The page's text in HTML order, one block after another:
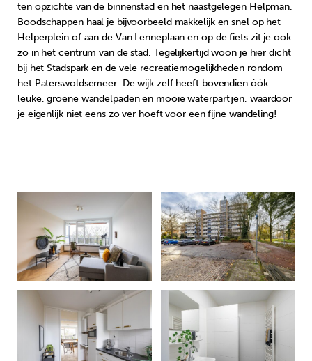
ten opzichte van de binnenstad en het naastgelegen Helpman.
Boodschappen haal je bijvoorbeeld makkelijk en snel op het
Helperplein of aan de Van Lenneplaan en op de fiets zit je ook
zo in het centrum van de stad. Tegelijkertijd woon je hier dicht
bij het Stadspark en de vele recreatiemogelijkheden rondom
het Paterswoldsemeer. De wijk zelf heeft bovendien óók
leuke, groene wandelpaden en mooie waterpartijen, waardoor
je eigenlijk niet eens zo ver hoeft voor een fijne wandeling!